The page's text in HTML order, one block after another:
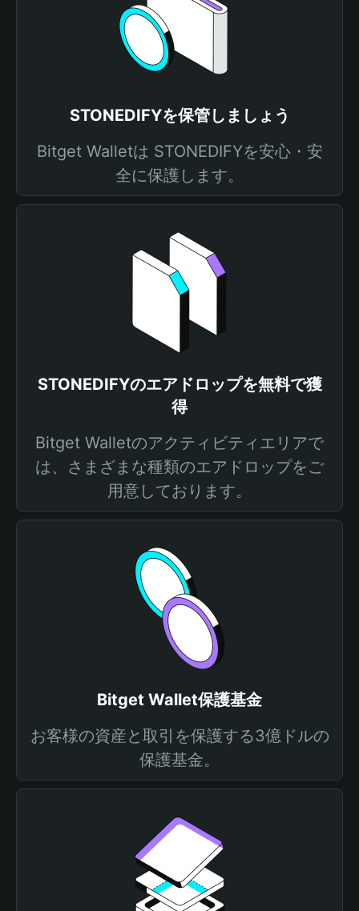
STONEDIFYを保管しましょう
Bitget Walletは STONEDIFYを安心・安
全に保護します。
STONEDIFYのエアドロップを無料で獲
得
Bitget Walletのアクティビティエリアで
は、さまざまな種類のエアドロップをご
用意しております。
Bitget Wallet保護基金
お客様の資産と取引を保護する3億ドルの
保護基金。